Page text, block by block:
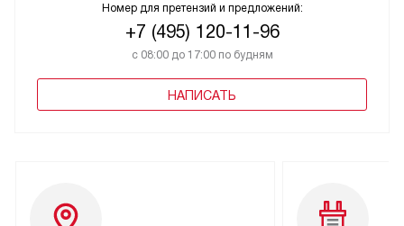
Номер для претензий и предложений:
+7 (495) 120-11-96
с 08:00 до 17:00 по будням
НАПИСАТЬ